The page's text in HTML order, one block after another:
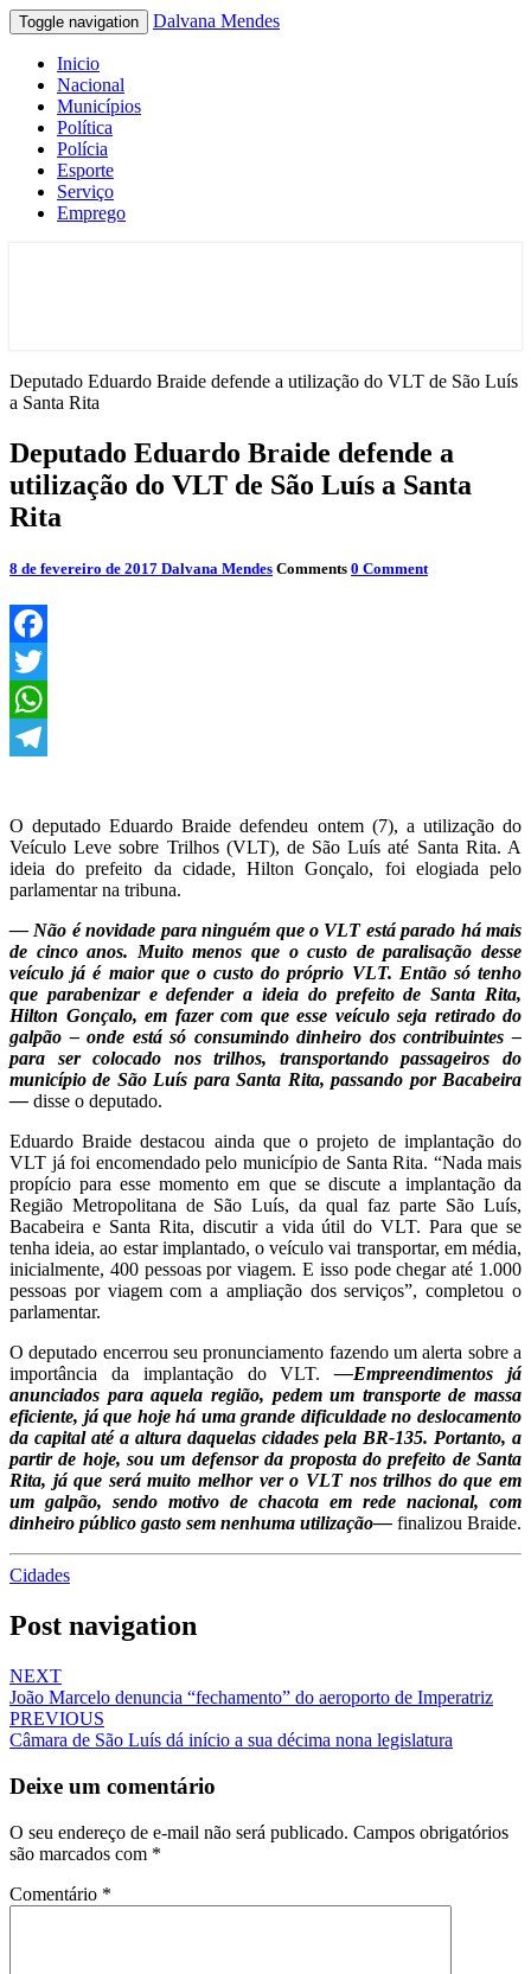
Toggle navigation Dalvana Mendes
Inicio
Nacional
Municípios
Política
Polícia
Esporte
Serviço
Emprego
Deputado Eduardo Braide defende a utilização do VLT de São Luís
a Santa Rita
Deputado Eduardo Braide defende a
utilização do VLT de São Luís a Santa
Rita
8 de fevereiro de 2017 Dalvana Mendes Comments 0 Comment
Facebook
Twitter
WhatsApp
O deputado Eduardo Braide defendeu ontem (7), a utilização do
Veículo Leve sobre Trilhos (VLT), de São Luís até Santa Rita. A
ideia do prefeito da cidade, Hilton Gonçalo, foi elogiada pelo
parlamentar na tribuna.
— Não é novidade para ninguém que o VLT está parado há mais
de cinco anos. Muito menos que o custo de paralisação desse
veículo já é maior que o custo do próprio VLT. Então só tenho
que parabenizar e defender a ideia do prefeito de Santa Rita,
Hilton Gonçalo, em fazer com que esse veículo seja retirado do
galpão – onde está só consumindo dinheiro dos contribuintes –
para ser colocado nos trilhos, transportando passageiros do
município de São Luís para Santa Rita, passando por Bacabeira
— disse o deputado.
Eduardo Braide destacou ainda que o projeto de implantação do
VLT já foi encomendado pelo município de Santa Rita. “Nada mais
propício para esse momento em que se discute a implantação da
Região Metropolitana de São Luís, da qual faz parte São Luís,
Bacabeira e Santa Rita, discutir a vida útil do VLT. Para que se
tenha ideia, ao estar implantado, o veículo vai transportar, em média,
inicialmente, 400 pessoas por viagem. E isso pode chegar até 1.000
pessoas por viagem com a ampliação dos serviços”, completou o
parlamentar.
O deputado encerrou seu pronunciamento fazendo um alerta sobre a
importância da implantação do VLT.—Empreendimentos já
anunciados para aquela região, pedem um transporte de massa
eficiente, já que hoje há uma grande dificuldade no deslocamento
da capital até a altura daquelas cidades pela BR-135. Portanto, a
partir de hoje, sou um defensor da proposta do prefeito de Santa
Rita, já que será muito melhor ver o VLT nos trilhos do que em
um galpão, sendo motivo de chacota em rede nacional, com
dinheiro público gasto sem nenhuma utilização— finalizou Braide.
Cidades
Post navigation
NEXT
João Marcelo denuncia “fechamento” do aeroporto de Imperatriz
PREVIOUS
Câmara de São Luís dá início a sua décima nona legislatura
Deixe um comentário
O seu endereço de e-mail não será publicado. Campos obrigatórios
são marcados com *
Comentário *